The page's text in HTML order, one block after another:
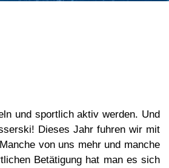
und sportlich aktiv werden. Und
Dieses Jahr fuhren wir mit
von uns mehr und manche
Betätigung hat man es sich